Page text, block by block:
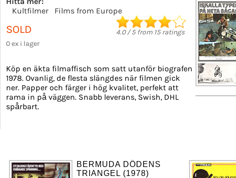
Kultfilmer
Films from Europe
SOLD
0 ex i lager
4.0/5from 15ratings
Köp en äkta filmaffisch som satt utanför biografen
1978. Ovanlig, de flesta slängdes när filmen gick
ner. Papper och färger i hög kvalitet, perfekt att
rama in på väggen. Snabb leverans, Swish, DHL
spårbart.
BERMUDA DÖDENS
TRIANGEL (1978)